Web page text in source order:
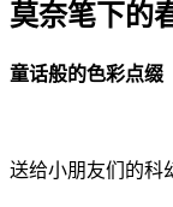
莫奈笔下的
童话般的色彩点缀
送给小朋友们的科